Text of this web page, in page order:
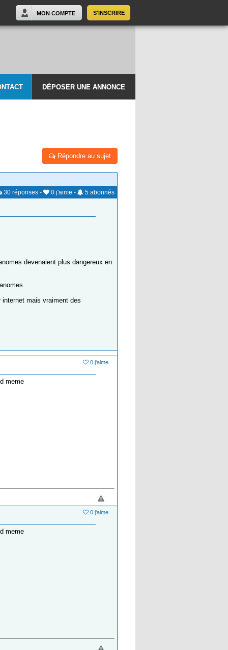
S'INSCRIRE
MON COMPTE
DÉPOSER UNE ANNONCE
Répondre au sujet
30 réponses - 0 j'aime - 5 abonnés
devenaient plus dangereux en
internet mais vraiment des
0 j'aime
meme
0 j'aime
meme